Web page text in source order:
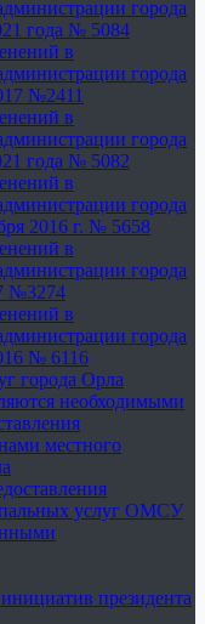
города
года № 5084
в
города
№2411
в
города
года № 5082
в
города
2016 г. № 5658
в
города
№3274
в
города
№ 6116
города Орла
необходимыми
местного
услуг ОМСУ
президента